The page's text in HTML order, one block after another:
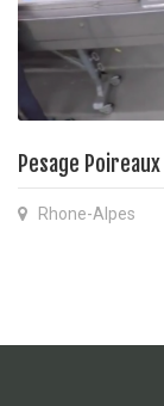
Pesage Poireaux
Rhone-Alpes